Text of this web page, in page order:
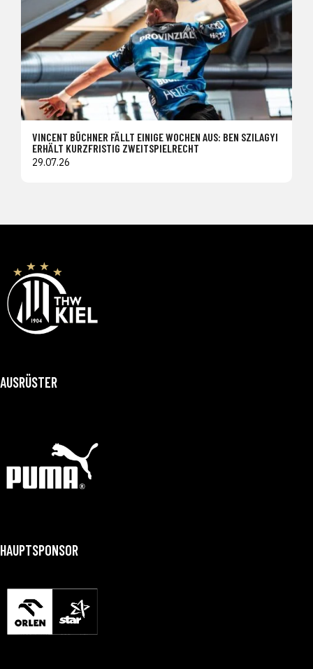
VINCENT BÜCHNER FÄLLT EINIGE WOCHEN AUS: BEN SZILAGYI
ERHÄLT KURZFRISTIG ZWEITSPIELRECHT
29.07.26
AUSRÜSTER
HAUPTSPONSOR